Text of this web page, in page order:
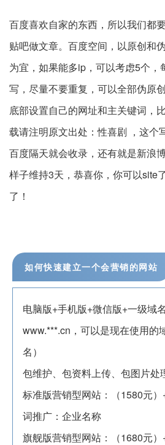
百度喜欢自家的东西，所以我们都
贴吧做文章。百度空间，以原创和
为宜，如果能多ip，可以考虑5个，
写，尽量不要重复，可以全部伪原
底部设置自己的网址和主关键词，
载请注明原文出处：性喜剧 ，这个
百度隔天就会收录，还有就是新浪
样子维持3天，恭喜你，你可以site
了！
如何快速建立一个会营销的网站
电脑版+手机版+微信版+一级域
www.***.cn，可以是现在使用的
名）
包维护、包资料上传、包图片处
标准版营销型网站：（1580元
词推广：企业名称
旗舰版营销型网站：（1680元